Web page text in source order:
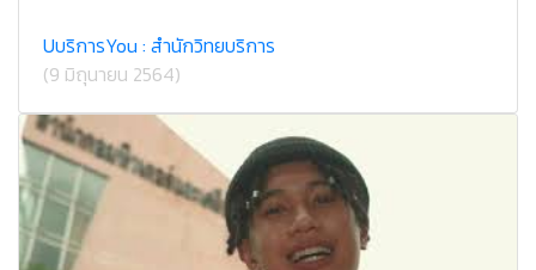
U​บริการ​You : สำนักวิทยบริการ
(9 มิถุนายน 2564)